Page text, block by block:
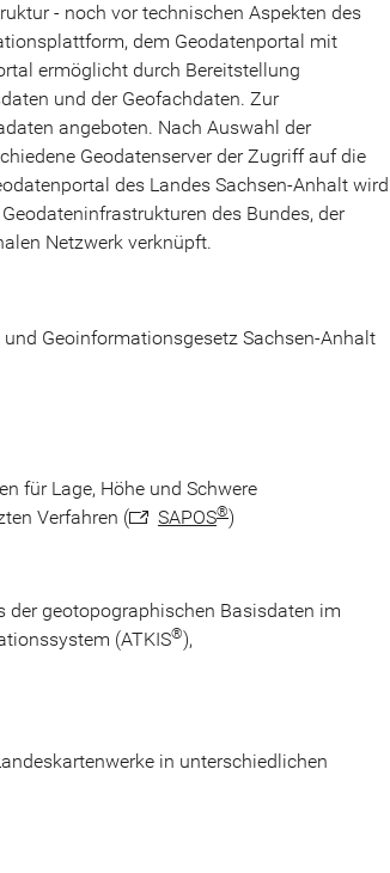
- noch vor technischen Aspekten des
dem Geodatenportal mit
ermöglicht durch Bereitstellung
und der Geofachdaten. Zur
angeboten. Nach Auswahl der
Geodatenserver der Zugriff auf die
des Landes Sachsen-Anhalt wird
des Bundes, der
Netzwerk verknüpft.
Geoinformationsgesetz Sachsen-Anhalt
für Lage, Höhe und Schwere
Verfahren (
SAPOS®)
der geotopographischen Basisdaten im
(ATKIS®),
in unterschiedlichen